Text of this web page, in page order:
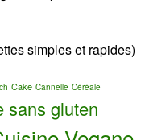
simples et rapides)
Cake Cannelle Céréale
sans gluten